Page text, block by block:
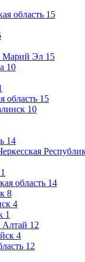
область 15
Марий Эл 15
10
область 15
10
14
1
область 14
8
4
1
Алтай 12
4
12